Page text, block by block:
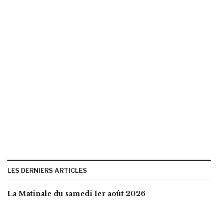
LES DERNIERS ARTICLES
La Matinale du samedi 1er août 2026